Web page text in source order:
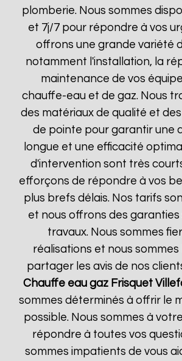
plomberie. Nous sommes
et 7j/7 pour répondre à vos
offrons une grande variété
notamment l'installation, la
maintenance de vos
chauffe-eau et de gaz. Nous
des matériaux de qualité et
de pointe pour garantir une
longue et une efficacité
d'intervention sont très
efforçons de répondre à vos
plus brefs délais. Nos tarifs
et nous offrons des garanties
travaux. Nous sommes
réalisations et nous sommes
partager les avis de nos
Chauffe eau gaz Frisquet
sommes déterminés à offrir le
possible. Nous sommes à
répondre à toutes vos
sommes impatients de vous